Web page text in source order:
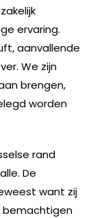
ervaring.
aanvallende
We zijn
brengen,
worden
rand
De
want zij
bemachtigen